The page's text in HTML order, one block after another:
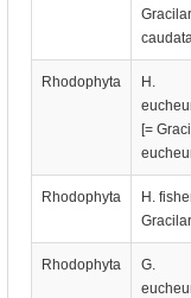
Rhodophyta
H.
[=
Rhodophyta
H.
Rhodophyta
G.